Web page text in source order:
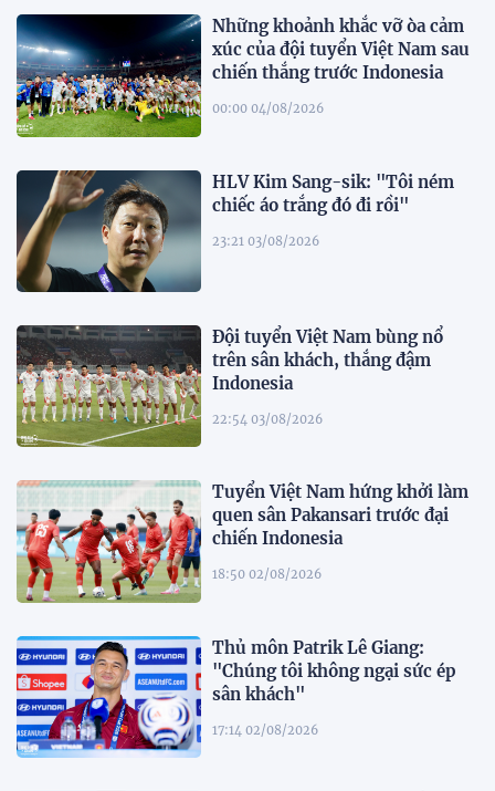
Những khoảnh khắc vỡ òa cảm
xúc của đội tuyển Việt Nam sau
chiến thắng trước Indonesia
00:00 04/08/2026
HLV Kim Sang-sik: "Tôi ném
chiếc áo trắng đó đi rồi"
23:21 03/08/2026
Đội tuyển Việt Nam bùng nổ
trên sân khách, thắng đậm
Indonesia
22:54 03/08/2026
Tuyển Việt Nam hứng khởi làm
quen sân Pakansari trước đại
chiến Indonesia
18:50 02/08/2026
Thủ môn Patrik Lê Giang:
"Chúng tôi không ngại sức ép
sân khách"
17:14 02/08/2026